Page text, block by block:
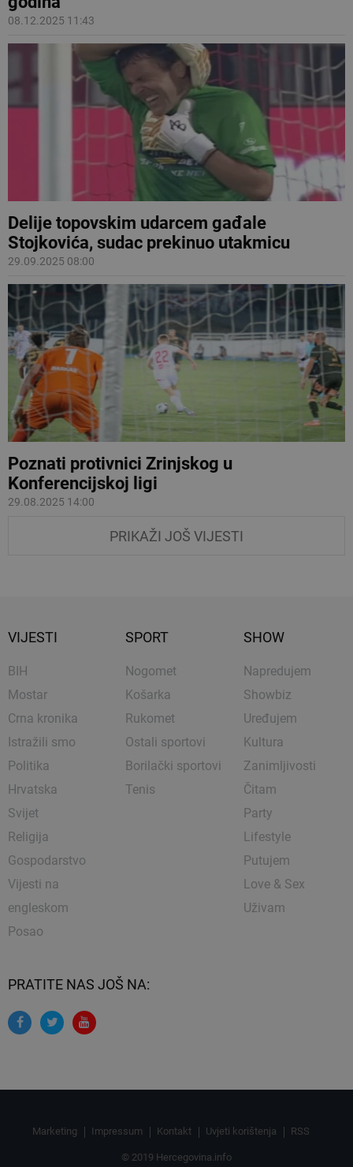
08.12.2025 11:43
Delije topovskim udarcem gađale
Stojkovića, sudac prekinuo utakmicu
29.09.2025 08:00
Poznati protivnici Zrinjskog u
Konferencijskoj ligi
29.08.2025 14:00
PRIKAŽI JOŠ VIJESTI
VIJESTI
BIH
Mostar
Crna kronika
Istražili smo
Politika
Hrvatska
Svijet
Religija
Gospodarstvo
Vijesti na
engleskom
Posao
SPORT
Nogomet
Košarka
Rukomet
Ostali sportovi
Borilački sportovi
Tenis
SHOW
Napredujem
Showbiz
Uređujem
Kultura
Zanimljivosti
Čitam
Party
Lifestyle
Putujem
Love & Sex
Uživam
PRATITE NAS JOŠ NA:
Marketing Impressum Kontakt Uvjeti korištenja RSS
© 2019 Hercegovina.info